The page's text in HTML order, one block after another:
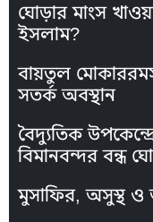
ঘোড়ার মাংস
ইসলাম?
বায়তুল
সতর্ক অবস্থান
বৈদ্যুতিক
বিমানবন্দর বন্ধ
মুসাফির, অসুস্থ ও